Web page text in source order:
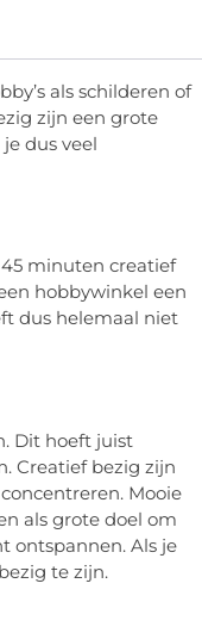
als schilderen of
zijn een grote
je dus veel
minuten creatief
hobbywinkel een
dus helemaal niet
Dit hoeft juist
Creatief bezig zijn
Mooie
als grote doel om
ontspannen. Als je
te zijn.